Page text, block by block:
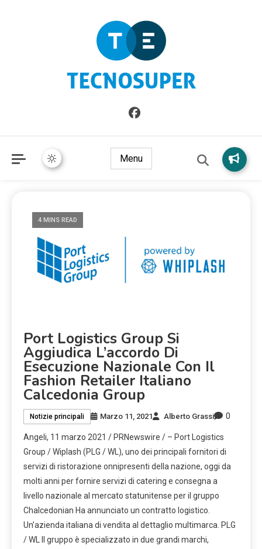
TecnoSuper.net
Informazioni sull'Italia. Seleziona gli argomenti di cui vuoi
saperne di più
Menu
4 MINS READ
Port Logistics Group Si
Aggiudica L’accordo Di
Esecuzione Nazionale Con Il
Fashion Retailer Italiano
Calcedonia Group
Notizie principali Marzo 11, 2021 Alberto Grassi 0
Angeli, 11 marzo 2021 / PRNewswire / – Port Logistics
Group / Wiplash (PLG / WL), uno dei principali fornitori di
servizi di ristorazione onnipresenti della nazione, oggi da
molti anni per fornire servizi di catering e consegna a
livello nazionale al mercato statunitense per il gruppo
Chalcedonian Ha annunciato un contratto logistico.
Un’azienda italiana di vendita al dettaglio multimarca. PLG
/ WL Il gruppo è specializzato in due grandi marchi,